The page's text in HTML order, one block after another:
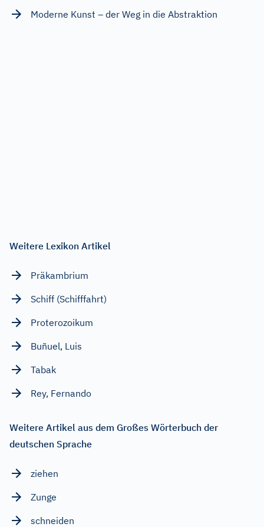
Moderne Kunst – der Weg in die Abstraktion
Weitere Lexikon Artikel
Präkambrium
Schiff (Schifffahrt)
Proterozoikum
Buñuel, Luis
Tabak
Rey, Fernando
Weitere Artikel aus dem Großes Wörterbuch der
deutschen Sprache
ziehen
Zunge
schneiden